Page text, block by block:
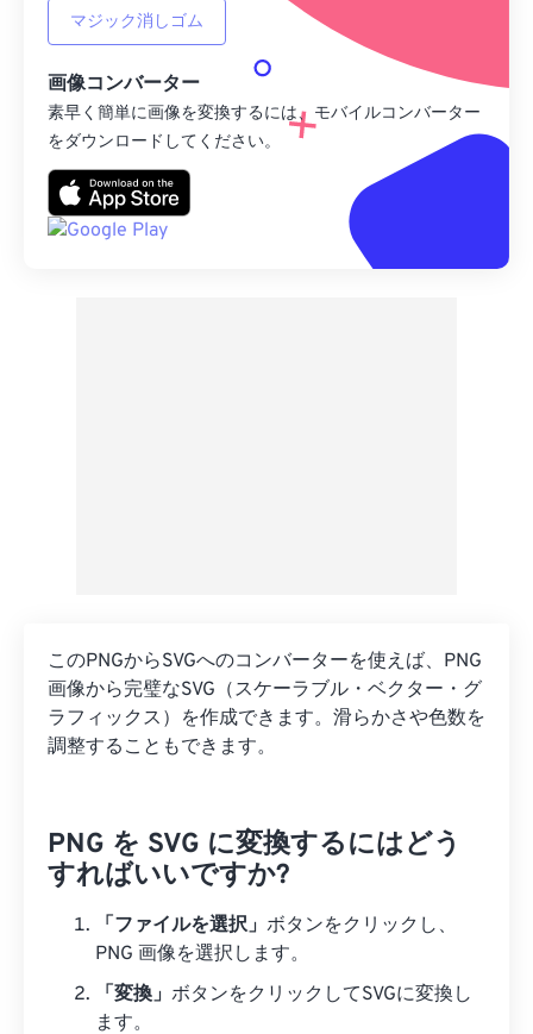
マジック消しゴム
画像コンバーター
素早く簡単に画像を変換するには、モバイルコンバーター
をダウンロードしてください。
このPNGからSVGへのコンバーターを使えば、PNG
画像から完璧なSVG（スケーラブル・ベクター・グ
ラフィックス）を作成できます。滑らかさや色数を
調整することもできます。
PNG を SVG に変換するにはどう
すればいいですか?
「ファイルを選択」 ボタンをクリックし、
PNG 画像を選択します。
「変換」 ボタンをクリックしてSVGに変換し
ます。